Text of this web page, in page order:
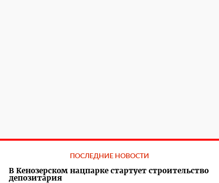
ПОСЛЕДНИЕ НОВОСТИ
В Кенозерском нацпарке стартует строительство
депозитария